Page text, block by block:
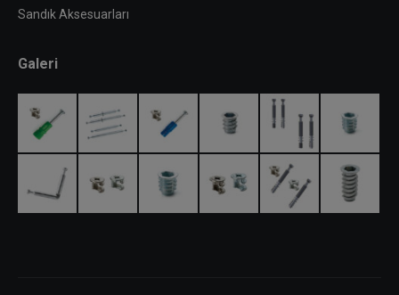
Sandık Aksesuarları
Galeri